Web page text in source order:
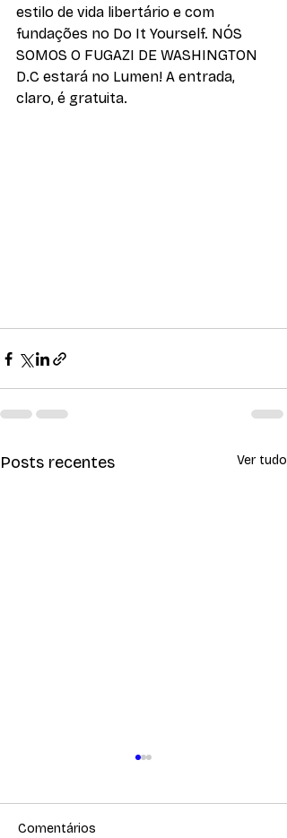
estilo de vida libertário e com
fundações no Do It Yourself. NÓS
SOMOS O FUGAZI DE WASHINGTON
D.C estará no Lumen! A entrada,
claro, é gratuita.
Posts recentes Ver tudo
Comentários